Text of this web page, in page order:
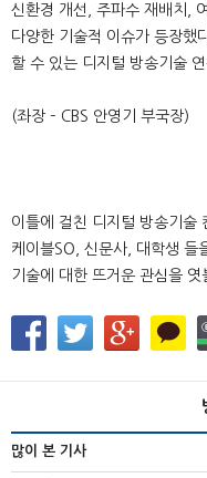
신환경 개선, 주파수 재배치,
다양한 기술적 이슈가 등장했
할 수 있는 디지털 방송기술
(좌장 – CBS 안영기 부국장)
이틀에 걸친 디지털 방송기술
케이블SO, 신문사, 대학생 들
기술에 대한 뜨거운 관심을 엿
많이 본 기사